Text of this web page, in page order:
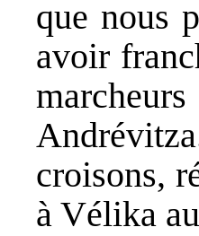
que nous
avoir
croisons,
à Vélika